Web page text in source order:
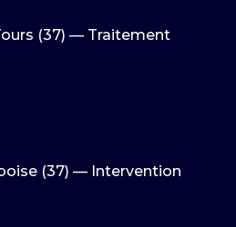
(37) — Traitement
(37) — Intervention